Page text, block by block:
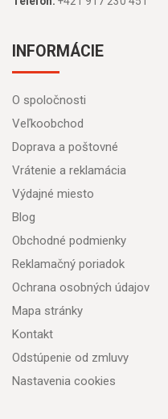
INFORMÁCIE
O spoločnosti
Veľkoobchod
Doprava a poštovné
Vrátenie a reklamácia
Výdajné miesto
Blog
Obchodné podmienky
Reklamačný poriadok
Ochrana osobných údajov
Mapa stránky
Kontakt
Odstúpenie od zmluvy
Nastavenia cookies